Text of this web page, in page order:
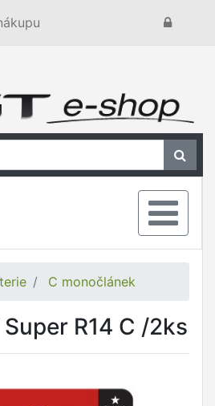
C monočlánek
Super R14 C /2ks